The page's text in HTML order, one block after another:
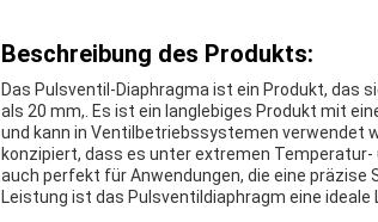
Beschreibung des Produkts:
Das Pulsventil-Diaphragma ist ein Produkt, das
als 20 mm,. Es ist ein langlebiges Produkt mit
und kann in Ventilbetriebssystemen verwendet
konzipiert, dass es unter extremen
auch perfekt für Anwendungen, die eine präzise
Leistung ist das Pulsventildiaphragm eine